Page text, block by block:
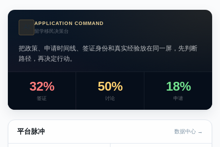
APPLICATION COMMAND
留学移民决策台
把政策、申请时间线、签证身份和真实经验放在同一屏，先判断
路径，再决定行动。
32%
签证
50%
讨论
18%
申请
平台脉冲 数据中心 →